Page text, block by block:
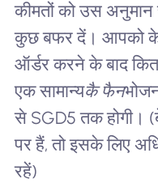
कीमतों को उस
कुछ बफर दें। आपको
ऑर्डर करने के बाद
एक सामान्यकै फैन
से SGD5 तक होगी।
पर हैं, तो इसके लिए
रहें)